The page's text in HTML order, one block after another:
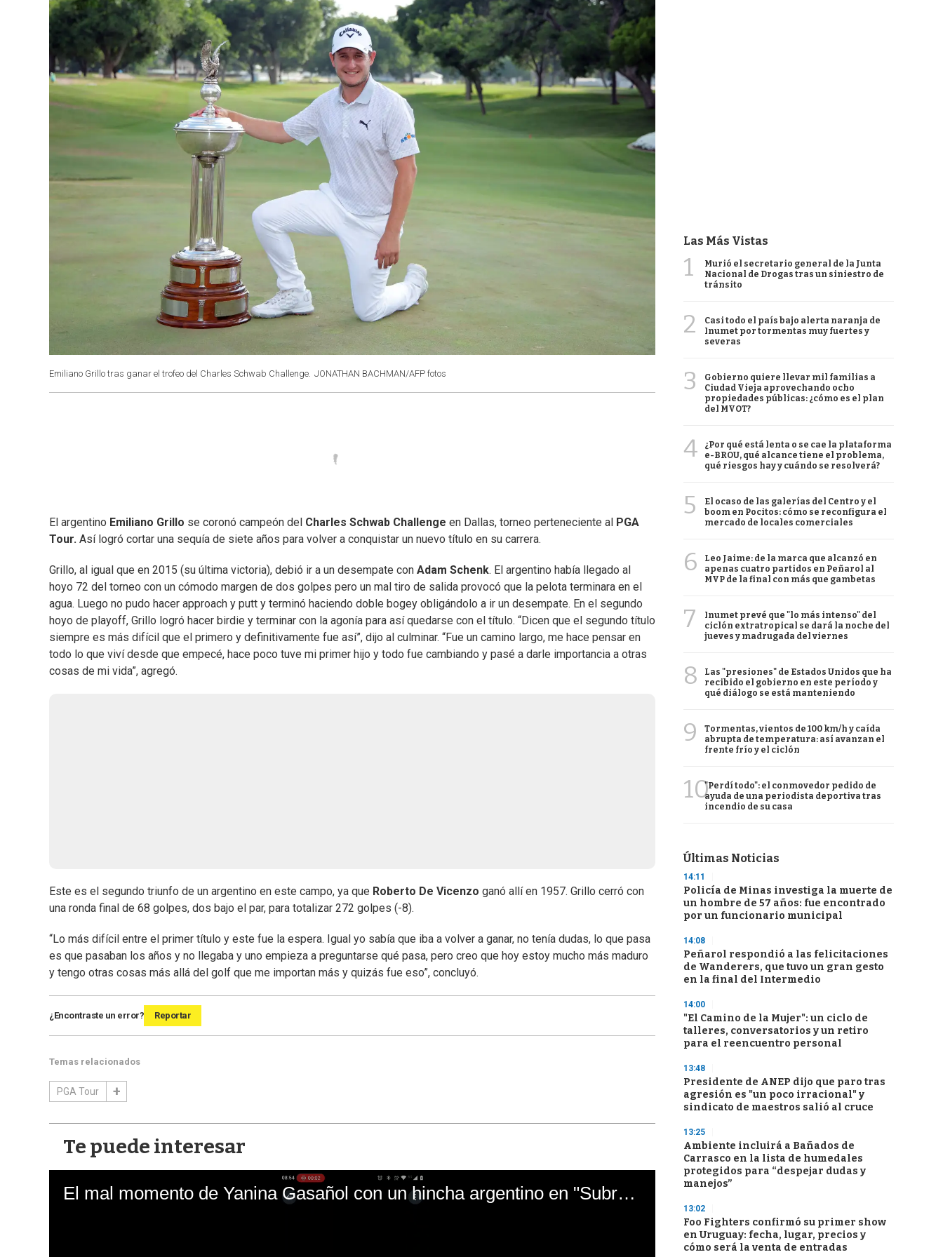
Emiliano Grillo tras ganar el trofeo del Charles Schwab Challenge. JONATHAN BACHMAN/AFP fotos
El argentino Emiliano Grillo se coronó campeón del Charles Schwab Challenge en Dallas, torneo perteneciente al PGA
Tour. Así logró cortar una sequía de siete años para volver a conquistar un nuevo título en su carrera.
Grillo, al igual que en 2015 (su última victoria), debió ir a un desempate con Adam Schenk. El argentino había llegado al
hoyo 72 del torneo con un cómodo margen de dos golpes pero un mal tiro de salida provocó que la pelota terminara en el
agua. Luego no pudo hacer approach y putt y terminó haciendo doble bogey obligándolo a ir un desempate. En el segundo
hoyo de playoff, Grillo logró hacer birdie y terminar con la agonía para así quedarse con el título. “Dicen que el segundo título
siempre es más difícil que el primero y definitivamente fue así”, dijo al culminar. “Fue un camino largo, me hace pensar en
todo lo que viví desde que empecé, hace poco tuve mi primer hijo y todo fue cambiando y pasé a darle importancia a otras
cosas de mi vida”, agregó.
Este es el segundo triunfo de un argentino en este campo, ya que Roberto De Vicenzo ganó allí en 1957. Grillo cerró con
una ronda final de 68 golpes, dos bajo el par, para totalizar 272 golpes (-8).
“Lo más difícil entre el primer título y este fue la espera. Igual yo sabía que iba a volver a ganar, no tenía dudas, lo que pasa
es que pasaban los años y no llegaba y uno empieza a preguntarse qué pasa, pero creo que hoy estoy mucho más maduro
y tengo otras cosas más allá del golf que me importan más y quizás fue eso”, concluyó.
¿Encontraste un error? Reportar
Temas relacionados
PGA Tour
Te puede interesar
El mal momento de Yanina Gasañol con un hincha argentino en "Subrayado"
Las Más Vistas
1
Murió el secretario general de la Junta
Nacional de Drogas tras un siniestro de
tránsito
2
Casi todo el país bajo alerta naranja de
Inumet por tormentas muy fuertes y
severas
3
Gobierno quiere llevar mil familias a
Ciudad Vieja aprovechando ocho
propiedades públicas: ¿cómo es el plan
del MVOT?
4
¿Por qué está lenta o se cae la plataforma
e-BROU, qué alcance tiene el problema,
qué riesgos hay y cuándo se resolverá?
5
El ocaso de las galerías del Centro y el
boom en Pocitos: cómo se reconfigura el
mercado de locales comerciales
6
Leo Jaime: de la marca que alcanzó en
apenas cuatro partidos en Peñarol al
MVP de la final con más que gambetas
7
Inumet prevé que "lo más intenso" del
ciclón extratropical se dará la noche del
jueves y madrugada del viernes
8
Las "presiones" de Estados Unidos que ha
recibido el gobierno en este período y
qué diálogo se está manteniendo
9
Tormentas, vientos de 100 km/h y caída
abrupta de temperatura: así avanzan el
frente frío y el ciclón
10"Perdí todo": el conmovedor pedido de
ayuda de una periodista deportiva tras
incendio de su casa
Últimas Noticias
14:11
Policía de Minas investiga la muerte de
un hombre de 57 años: fue encontrado
por un funcionario municipal
14:08
Peñarol respondió a las felicitaciones
de Wanderers, que tuvo un gran gesto
en la final del Intermedio
14:00
"El Camino de la Mujer": un ciclo de
talleres, conversatorios y un retiro
para el reencuentro personal
13:48
Presidente de ANEP dijo que paro tras
agresión es "un poco irracional" y
sindicato de maestros salió al cruce
13:25
Ambiente incluirá a Bañados de
Carrasco en la lista de humedales
protegidos para “despejar dudas y
manejos”
13:02
Foo Fighters confirmó su primer show
en Uruguay: fecha, lugar, precios y
cómo será la venta de entradas